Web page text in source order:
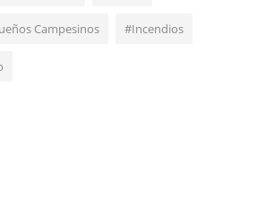
Campesinos #Incendios